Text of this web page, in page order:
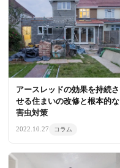
アースレッドの効果を持続さ
せる住まいの改修と根本的な
害虫対策
2022.10.27 コラム